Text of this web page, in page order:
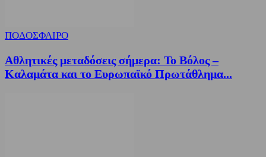
ΠΟΔΟΣΦΑΙΡΟ
Αθλητικές μεταδόσεις σήμερα: Το Βόλος –
Καλαμάτα και το Ευρωπαϊκό Πρωτάθλημα...